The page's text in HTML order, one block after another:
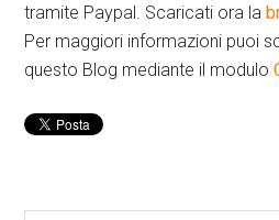
tramite Paypal. Scaricati ora la
Per maggiori informazioni puoi
questo Blog mediante il modulo